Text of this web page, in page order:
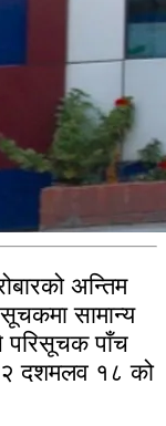
अन्तिम
सामान्य
पाँच
दशमलव १८ को